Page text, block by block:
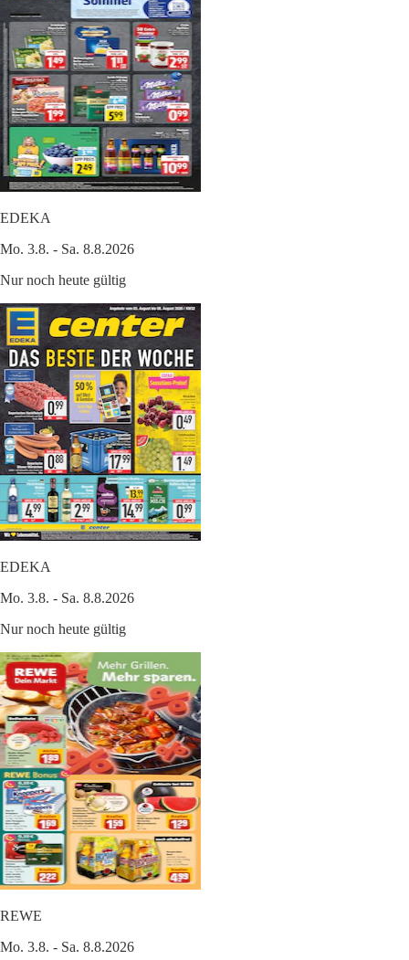
EDEKA
Mo. 3.8. - Sa. 8.8.2026
Nur noch heute gültig
EDEKA
Mo. 3.8. - Sa. 8.8.2026
Nur noch heute gültig
REWE
Mo. 3.8. - Sa. 8.8.2026